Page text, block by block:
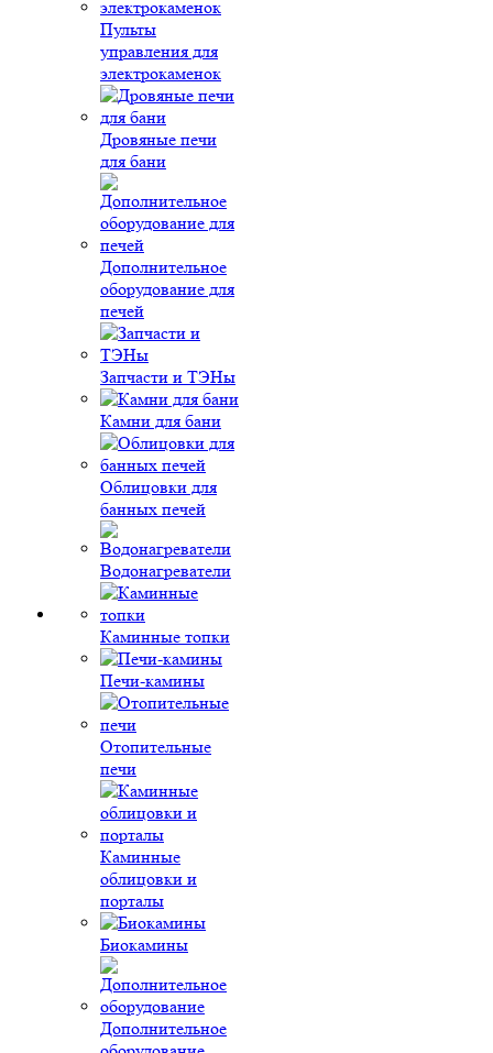
Пульты
управления для
электрокаменок
Дровяные печи
для бани
Дополнительное
оборудование для
печей
Запчасти и ТЭНы
Камни для бани
Облицовки для
банных печей
Водонагреватели
Каминные топки
Печи-камины
Отопительные
печи
Каминные
облицовки и
порталы
Биокамины
Дополнительное